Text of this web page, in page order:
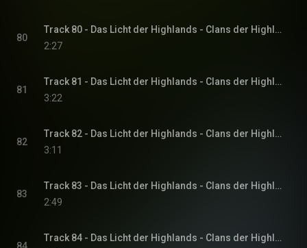
80
Track 80 - Das Licht der Highlands - Clans der Highlands-Reihe, Band 1
2:27
81
Track 81 - Das Licht der Highlands - Clans der Highlands-Reihe, Band 1
3:22
82
Track 82 - Das Licht der Highlands - Clans der Highlands-Reihe, Band 1
3:11
83
Track 83 - Das Licht der Highlands - Clans der Highlands-Reihe, Band 1
2:49
Track 84 - Das Licht der Highlands - Clans der Highlands-Reihe, Band 1